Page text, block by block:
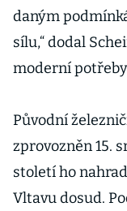
daným
sílu,“ dodal
moderní
Původní
zprovozněn 15.
století ho
Vltavu dosud.